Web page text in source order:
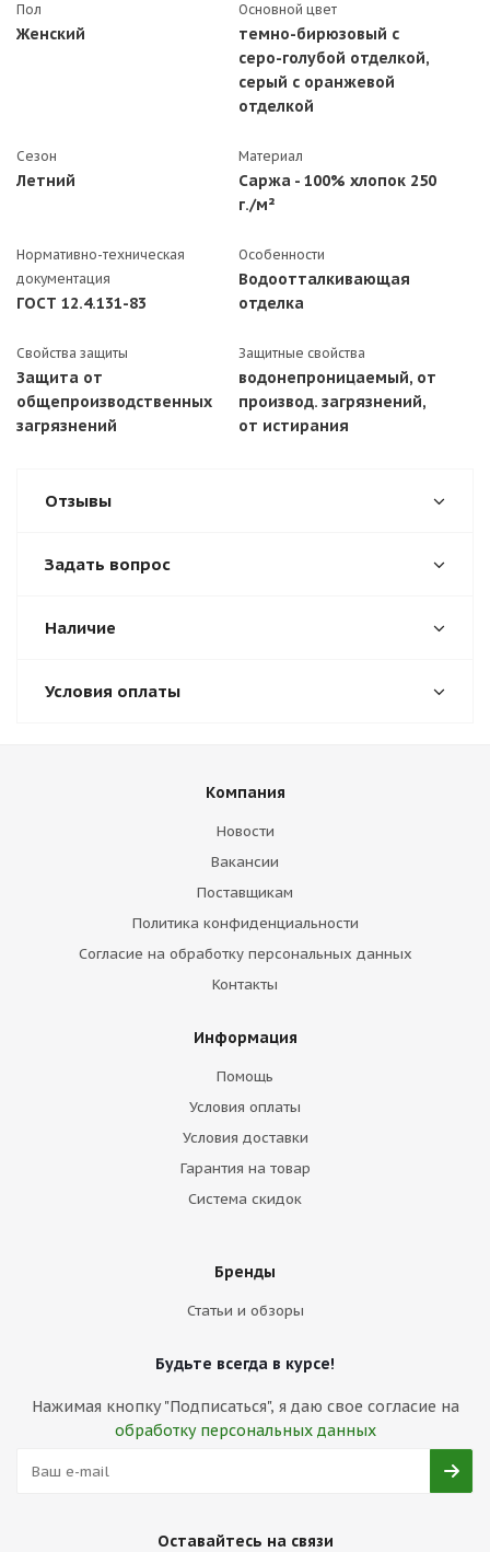
Пол
Женский
Основной цвет
темно-бирюзовый с
серо-голубой отделкой,
серый с оранжевой
отделкой
Сезон
Летний
Материал
Саржа - 100% хлопок 250
г./м²
Нормативно-техническая
документация
ГОСТ 12.4.131-83
Особенности
Водоотталкивающая
отделка
Свойства защиты
Защита от
общепроизводственных
загрязнений
Защитные свойства
водонепроницаемый, от
производ. загрязнений,
от истирания
Отзывы
Задать вопрос
Наличие
Условия оплаты
Компания
Новости
Вакансии
Поставщикам
Политика конфиденциальности
Согласие на обработку персональных данных
Контакты
Информация
Помощь
Условия оплаты
Условия доставки
Гарантия на товар
Система скидок
Бренды
Статьи и обзоры
Будьте всегда в курсе!
Нажимая кнопку "Подписаться", я даю свое согласие на
обработку персональных данных
Оставайтесь на связи